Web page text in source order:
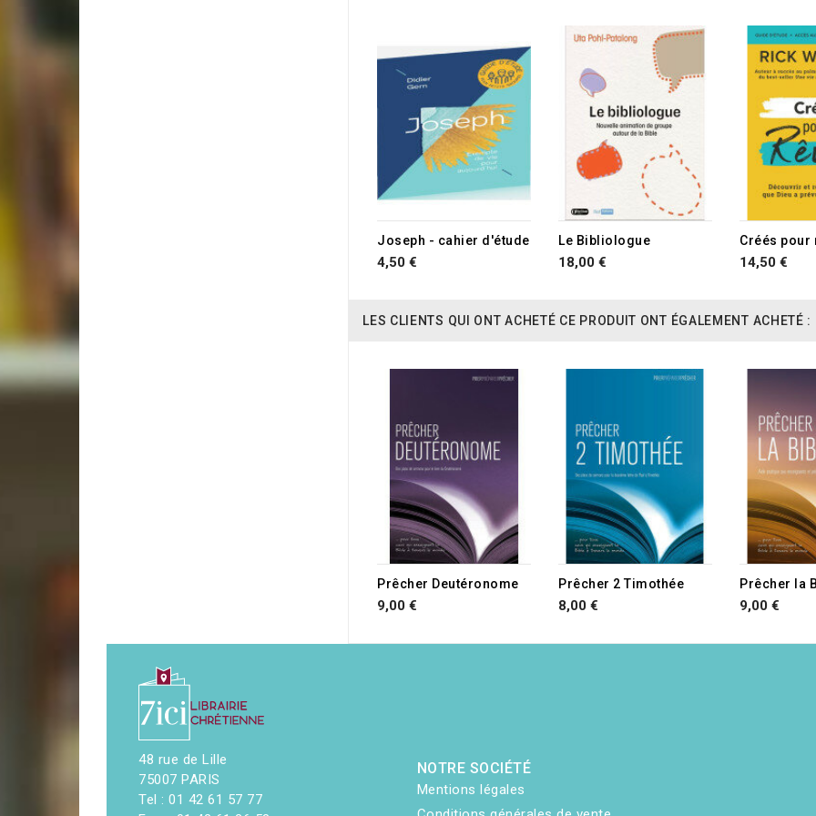
Joseph - cahier d'étude
4,50 €
Le Bibliologue
18,00 € 14,50 €
LES CLIENTS QUI ONT ACHETÉ CE PRODUIT ONT ÉGALEMENT ACHETÉ :
Prêcher Deutéronome
9,00 €
Prêcher 2 Timothée
8,00 €
Prêcher la
9,00 €
48 rue de Lille
75007 PARIS
Tel : 01 42 61 57 77
NOTRE SOCIÉTÉ
Mentions légales